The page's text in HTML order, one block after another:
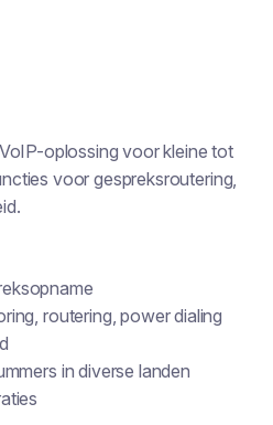
oplossing voor kleine tot
voor gespreksroutering,
routering, power dialing
in diverse landen